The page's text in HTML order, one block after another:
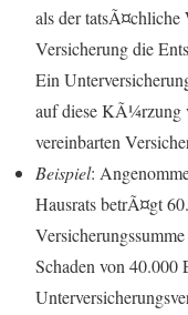
als der tatsÃ¤chliche
Versicherung die
Ein
auf diese KÃ¼rzung
vereinbarten
Beispiel:
Hausrats betrÃ¤gt
Schaden von